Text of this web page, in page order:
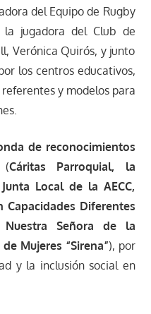
del Equipo de Rugby
la jugadora del Club de
Verónica Quirós, y junto
los centros educativos,
y modelos para
de reconocimientos
(Cáritas Parroquial, la
Local de la AECC,
Capacidades Diferentes
Nuestra Señora de la
Mujeres “Sirena”), por
y la inclusión social en